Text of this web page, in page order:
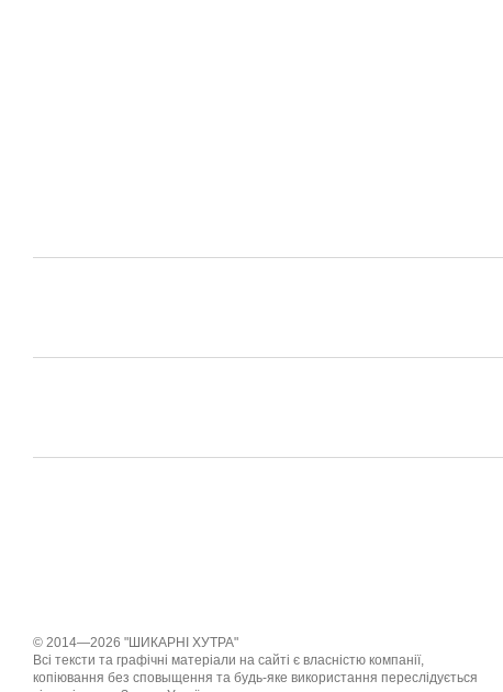
© 2014—2026 "ШИКАРНІ ХУТРА"
Всі тексти та графічні матеріали на сайті є власністю компанії,
копіювання без сповыщення та будь-яке використання переслідується